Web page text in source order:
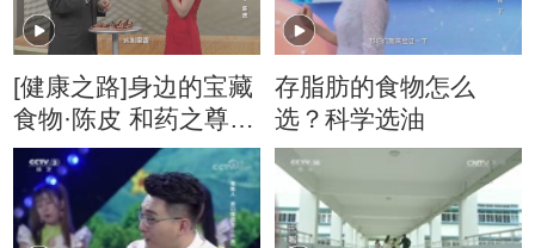
[健康之路]身边的宝藏
食物·陈皮 和药之尊
——陈皮
存脂肪的食物怎么
选？科学选油